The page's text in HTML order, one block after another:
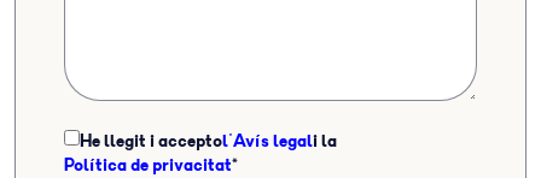
He llegit i acceptol'Avís legali la
Política de privacitat*